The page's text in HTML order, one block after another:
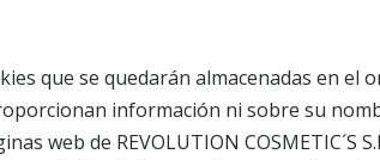
que se quedarán almacenadas en
información ni sobre su
web de REVOLUTION COSMETIC´S